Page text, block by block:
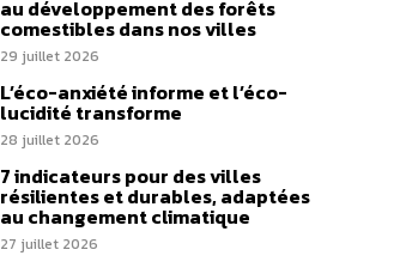
au développement des forêts
comestibles dans nos villes
29 juillet 2026
L’éco-anxiété informe et l’éco-
lucidité transforme
28 juillet 2026
7 indicateurs pour des villes
résilientes et durables, adaptées
au changement climatique
27 juillet 2026